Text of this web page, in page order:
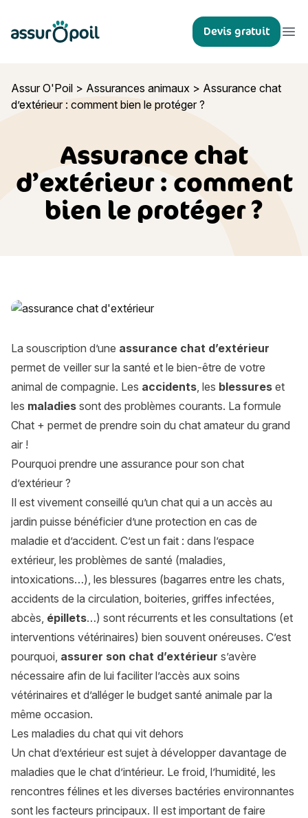
Assur O'Poil Devis gratuit
Assur O'Poil > Assurances animaux > Assurance chat
d’extérieur : comment bien le protéger ?
Assurance chat
d’extérieur : comment
bien le protéger ?
Assurance chat d’extérieur : comment bien le protéger ?
La souscription d’une assurance chat d’extérieur
permet de veiller sur la santé et le bien-être de votre
animal de compagnie. Les accidents, les blessures et
les maladies sont des problèmes courants. La formule
Chat + permet de prendre soin du chat amateur du grand
air !
Pourquoi prendre une assurance pour son chat
d’extérieur ?
Il est vivement conseillé qu’un chat qui a un accès au
jardin puisse bénéficier d’une protection en cas de
maladie et d’accident. C’est un fait : dans l’espace
extérieur, les problèmes de santé (maladies,
intoxications…), les blessures (bagarres entre les chats,
accidents de la circulation, boiteries, griffes infectées,
abcès, épillets…) sont récurrents et les consultations (et
interventions vétérinaires) bien souvent onéreuses. C’est
pourquoi, assurer son chat d’extérieur s’avère
nécessaire afin de lui faciliter l’accès aux soins
vétérinaires et d’alléger le budget santé animale par la
même occasion.
Les maladies du chat qui vit dehors
Un chat d’extérieur est sujet à développer davantage de
maladies que le chat d’intérieur. Le froid, l’humidité, les
rencontres félines et les diverses bactéries environnantes
sont les facteurs principaux. Il est important de faire